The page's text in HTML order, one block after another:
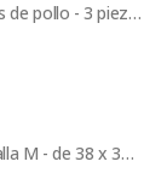
SmartBones huesos pequeños de pollo - 3 piezas
Férula de plástico BUSTER - talla M - de 38 x 300 mm